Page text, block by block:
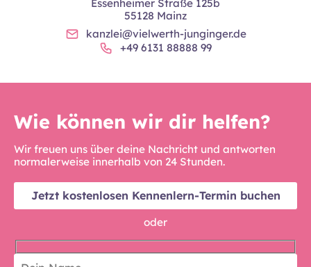
Essenheimer Straße 125b
55128 Mainz
kanzlei@vielwerth-junginger.de
+49 6131 88888 99
Wie können wir dir helfen?
Wir freuen uns über deine Nachricht und antworten
normalerweise innerhalb von 24 Stunden.
Jetzt kostenlosen Kennenlern-Termin buchen
oder